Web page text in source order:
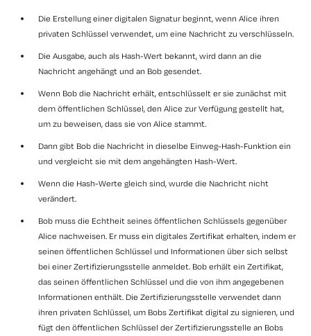
Die Erstellung einer digitalen Signatur beginnt, wenn Alice ihren
privaten Schlüssel verwendet, um eine Nachricht zu verschlüsseln.
Die Ausgabe, auch als Hash-Wert bekannt, wird dann an die
Nachricht angehängt und an Bob gesendet.
Wenn Bob die Nachricht erhält, entschlüsselt er sie zunächst mit
dem öffentlichen Schlüssel, den Alice zur Verfügung gestellt hat,
um zu beweisen, dass sie von Alice stammt.
Dann gibt Bob die Nachricht in dieselbe Einweg-Hash-Funktion ein
und vergleicht sie mit dem angehängten Hash-Wert.
Wenn die Hash-Werte gleich sind, wurde die Nachricht nicht
verändert.
Bob muss die Echtheit seines öffentlichen Schlüssels gegenüber
Alice nachweisen. Er muss ein digitales Zertifikat erhalten, indem er
seinen öffentlichen Schlüssel und Informationen über sich selbst
bei einer Zertifizierungsstelle anmeldet. Bob erhält ein Zertifikat,
das seinen öffentlichen Schlüssel und die von ihm angegebenen
Informationen enthält. Die Zertifizierungsstelle verwendet dann
ihren privaten Schlüssel, um Bobs Zertifikat digital zu signieren, und
fügt den öffentlichen Schlüssel der Zertifizierungsstelle an Bobs